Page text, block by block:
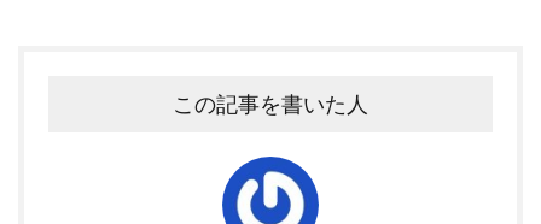
この記事を書いた人